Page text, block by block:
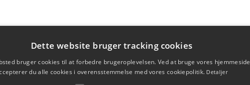
Dette website bruger tracking cookies
bruger cookies til at forbedre brugeroplevelsen. Ved at bruge vores hjemmeside
du alle cookies i overensstemmelse med vores cookiepolitik. Detaljer